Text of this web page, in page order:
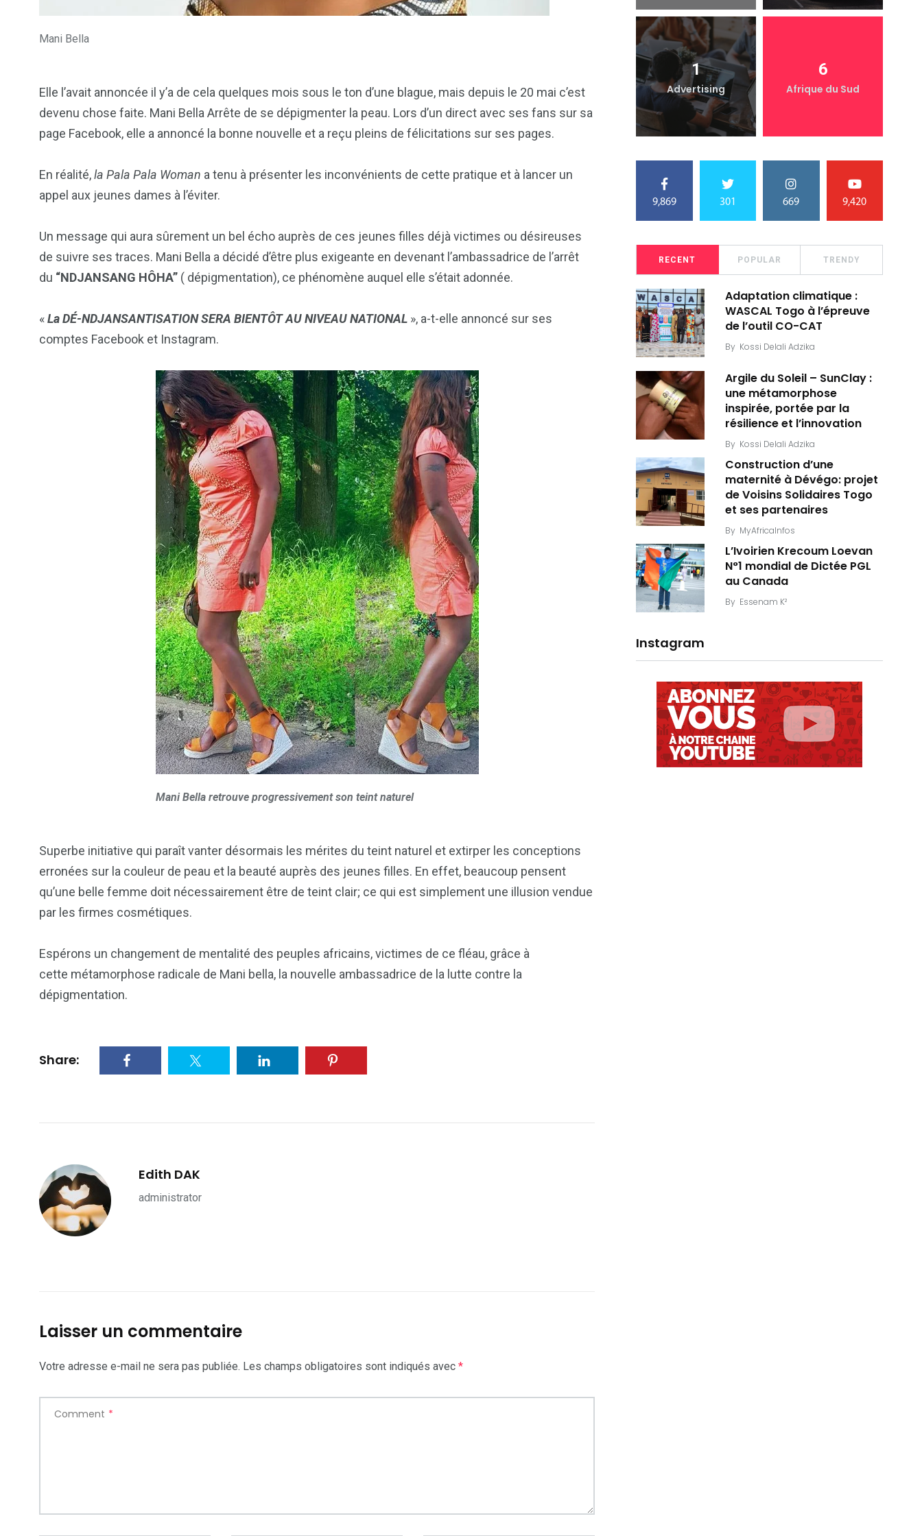
Mani Bella
Elle l’avait annoncée il y’a de cela quelques mois sous le ton d’une blague, mais depuis le 20 mai c’est
devenu chose faite. Mani Bella Arrête de se dépigmenter la peau. Lors d’un direct avec ses fans sur sa
page Facebook, elle a annoncé la bonne nouvelle et a reçu pleins de félicitations sur ses pages.
En réalité,la Pala Pala Woman a tenu à présenter les inconvénients de cette pratique et à lancer un
appel aux jeunes dames à l’éviter.
Un message qui aura sûrement un bel écho auprès de ces jeunes filles déjà victimes ou désireuses
de suivre ses traces. Mani Bella a décidé d’être plus exigeante en devenant l’ambassadrice de l’arrêt
du “NDJANSANG HÔHA” ( dépigmentation), ce phénomène auquel elle s’était adonnée.
«La DÉ-NDJANSANTISATION SERA BIENTÔT AU NIVEAU NATIONAL », a-t-elle annoncé sur ses
comptes Facebook et Instagram.
Mani Bella retrouve progressivement son teint naturel
Superbe initiative qui paraît vanter désormais les mérites du teint naturel et extirper les conceptions
erronées sur la couleur de peau et la beauté auprès des jeunes filles. En effet, beaucoup pensent
qu’une belle femme doit nécessairement être de teint clair; ce qui est simplement une illusion vendue
par les firmes cosmétiques.
Espérons un changement de mentalité des peuples africains, victimes de ce fléau, grâce à
cette métamorphose radicale de Mani bella, la nouvelle ambassadrice de la lutte contre la
dépigmentation.
Share:
Edith DAK
administrator
Laisser un commentaire
Votre adresse e-mail ne sera pas publiée. Les champs obligatoires sont indiqués avec *
Comment *
wedding Weekend Break Zimbabwe
1
Advertising
6
Afrique du Sud
9,869 301 669 9,420
RECENT POPULAR TRENDY
Adaptation climatique :
WASCAL Togo à l’épreuve
de l’outil CO-CAT
By Kossi Delali Adzika
Argile du Soleil – SunClay :
une métamorphose
inspirée, portée par la
résilience et l’innovation
By Kossi Delali Adzika
Construction d’une
maternité à Dévégo: projet
de Voisins Solidaires Togo
et ses partenaires
By MyAfricaInfos
L’Ivoirien Krecoum Loevan
N°1 mondial de Dictée PGL
au Canada
By Essenam K²
Instagram